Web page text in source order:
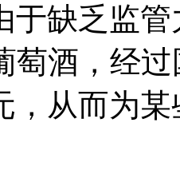
于缺乏监
萄酒，经
，从而为